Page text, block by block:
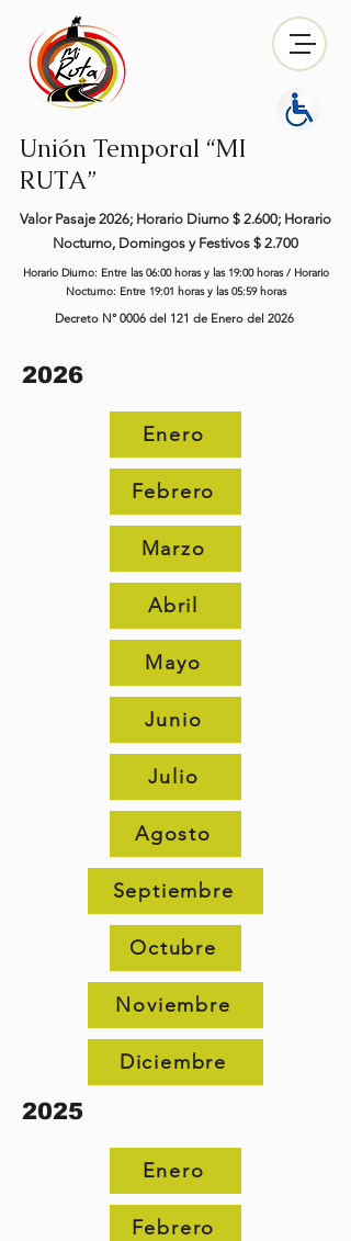
Unión Temporal “MI
RUTA”
Valor Pasaje 2026; Horario Diurno $ 2.600; Horario
Nocturno, Domingos y Festivos $ 2.700
Horario Diurno: Entre las 06:00 horas y las 19:00 horas / Horario
Nocturno: Entre 19:01 horas y las 05:59 horas
Decreto N° 0006 del 121 de Enero del 2026
2026
Enero
Febrero
Marzo
Abril
Mayo
Junio
Julio
Agosto
Septiembre
Octubre
Noviembre
Diciembre
2025
Enero
Febrero